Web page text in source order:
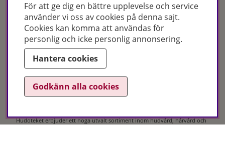
Certifikat
Hudoteket erbjuder ett noga utvalt sortiment inom hudvård, hårvård och
För att ge dig en bättre upplevelse och service
använder vi oss av cookies på denna sajt.
Cookies kan komma att användas för
personlig och icke personlig annonsering.
Hantera cookies
Godkänn alla cookies